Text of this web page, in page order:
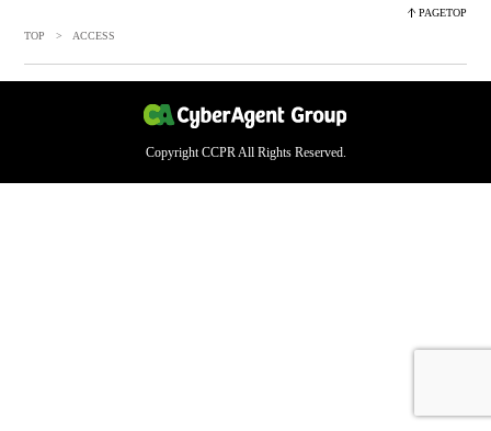
PAGETOP
TOP
> ACCESS
Copyright CCPR All Rights Reserved.